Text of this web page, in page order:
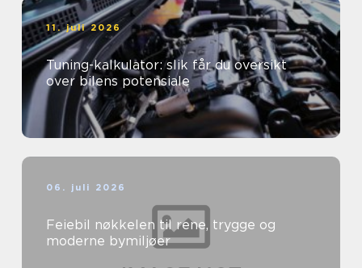
11. juli 2026
Tuning-kalkulator: slik får du oversikt
over bilens potensiale
06. juli 2026
Feiebil nøkkelen til rene, trygge og
moderne bymiljøer